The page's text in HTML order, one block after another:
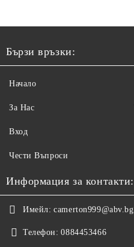
Бързи връзки:
Начало
За Нас
Вход
Чести Въпроси
Информация за контакти:
Имейл: camerton999@abv.bg
Телефон: 0884453466